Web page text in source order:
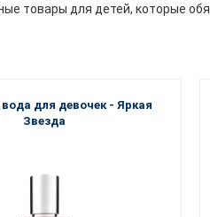
товары для детей, которые
для девочек - Яркая
Звезда